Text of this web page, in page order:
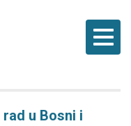
u Bosni i